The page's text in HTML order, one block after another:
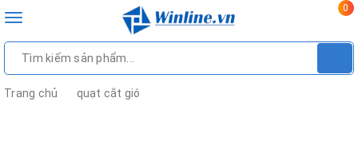
Toggle
0
Trang chủ quạt cắt gió